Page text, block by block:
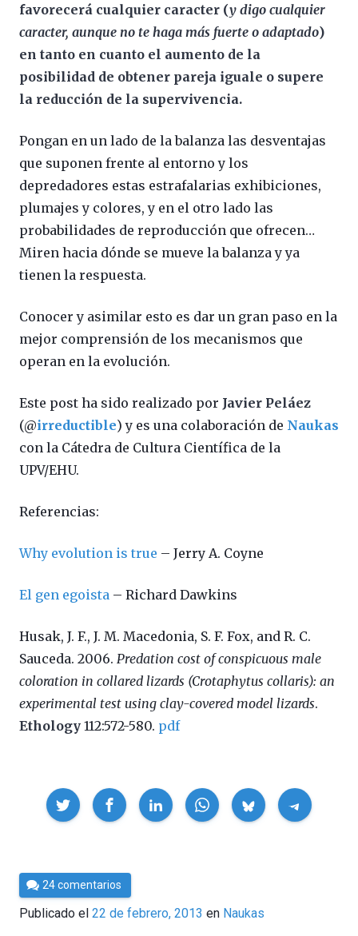
favorecerá cualquier caracter (y digo cualquier
caracter, aunque no te haga más fuerte o adaptado)
en tanto en cuanto el aumento de la
posibilidad de obtener pareja iguale o supere
la reducción de la supervivencia.
Pongan en un lado de la balanza las desventajas
que suponen frente al entorno y los
depredadores estas estrafalarias exhibiciones,
plumajes y colores, y en el otro lado las
probabilidades de reproducción que ofrecen…
Miren hacia dónde se mueve la balanza y ya
tienen la respuesta.
Conocer y asimilar esto es dar un gran paso en la
mejor comprensión de los mecanismos que
operan en la evolución.
Este post ha sido realizado por Javier Peláez
(@irreductible) y es una colaboración de Naukas
con la Cátedra de Cultura Científica de la
UPV/EHU.
Referencias:
Why evolution is true – Jerry A. Coyne
El gen egoista – Richard Dawkins
Husak, J. F., J. M. Macedonia, S. F. Fox, and R. C.
Sauceda. 2006. Predation cost of conspicuous male
coloration in collared lizards (Crotaphytus collaris): an
experimental test using clay-covered model lizards.
Ethology 112:572-580. pdf
Compartir
Por
Cultura
Cientifica
24 comentarios
Publicado el 22 de febrero, 2013 en Naukas